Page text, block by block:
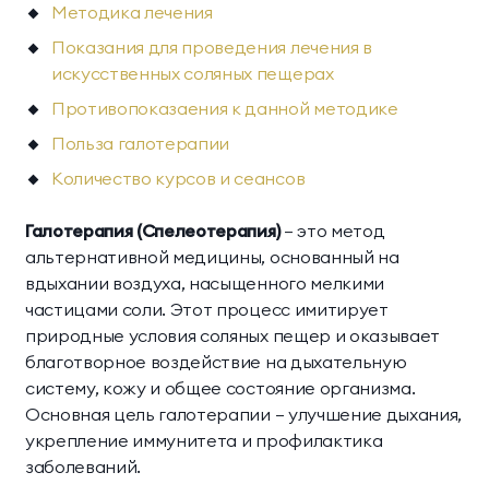
Методика лечения
Показания для проведения лечения в
искусственных соляных пещерах
Противопоказаения к данной методике
Польза галотерапии
Количество курсов и сеансов
Галотерапия (Спелеотерапия)— это метод
альтернативной медицины, основанный на
вдыхании воздуха, насыщенного мелкими
частицами соли. Этот процесс имитирует
природные условия соляных пещер и оказывает
благотворное воздействие на дыхательную
систему, кожу и общее состояние организма.
Основная цель галотерапии — улучшение дыхания,
укрепление иммунитета и профилактика
заболеваний.
Сёгуна»
Виллы
Императорские виллы
Семейные виллы
Винные виллы
Президентские
винные виллы
Семейные винные
виллы